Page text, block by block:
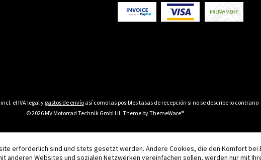
el IVA legal y gastos de envíoasí como las posibles tasas de recepción si no se describe lo contrario
© 2026 MV Motorrad Technik GmbH iL Theme byThemeWare®
erforderlich sind und stets gesetzt werden. Andere Cookies, die den Komfort bei
Websites und sozialen Netzwerken vereinfachen sollen, werden nur mit